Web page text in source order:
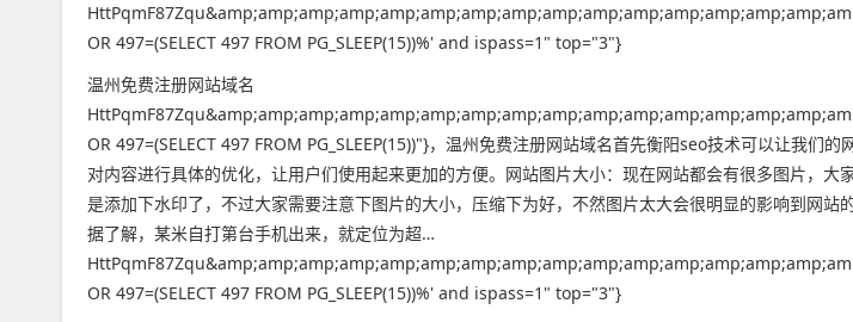
OR 497=(SELECT 497 FROM PG_SLEEP(15))%' and ispass=1" top="3"}
温州免费注册网站域名
OR 497=(SELECT 497 FROM PG_SLEEP(15))"}，温州免费注册网站域名首先衡阳seo技术可以让我们
对内容进行具体的优化，让用户们使用起来更加的方便。网站图片大小：现在网站都会有很多图片，
是添加下水印了，不过大家需要注意下图片的大小，压缩下为好，不然图片太大会很明显的影响到网站
据了解，某米自打第台手机出来，就定位为超…
OR 497=(SELECT 497 FROM PG_SLEEP(15))%' and ispass=1" top="3"}